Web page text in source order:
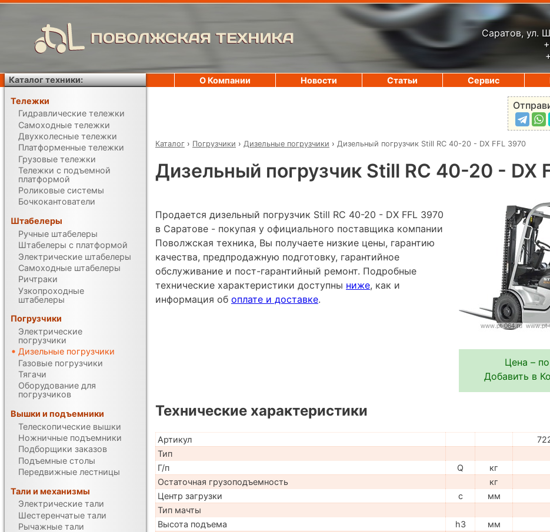
ПОВОЛЖСКАЯ ТЕХНИКА
Саратов, ул.
Каталог › Погрузчики › Дизельные погрузчики › Дизельный погрузчик Still RC 40-20 - DX FFL 3970
Дизельный погрузчик Still RC 40-20 - DX
Цена –
Добавить в
Продается дизельный погрузчик Still RC 40-20 - DX FFL 3970
в Саратове - покупая у официального поставщика компании
Поволжская техника, Вы получаете низкие цены, гарантию
качества, предпродажную подготовку, гарантийное
обслуживание и пост-гарантийный ремонт. Подробные
технические характеристики доступны ниже, как и
информация об оплате и доставке.
Технические характеристики
Артикул
Тип
Г/п
Q кг
Остаточная грузоподъемность
кг
Центр загрузки
c мм
Тип мачты
Высота подъема
h3 мм
О Компании Новости Статьи Сервис
Каталог техники:
Тележки
Гидравлические тележки
Самоходные тележки
Двухколесные тележки
Платформенные тележки
Грузовые тележки
Тележки с подъемной
платформой
Роликовые системы
Бочкокантователи
Штабелеры
Ручные штабелеры
Штабелеры с платформой
Электрические штабелеры
Самоходные штабелеры
Ричтраки
Узкопроходные
штабелеры
Погрузчики
Электрические
погрузчики
Дизельные погрузчики
Газовые погрузчики
Тягачи
Оборудование для
погрузчиков
Вышки и подъемники
Телескопические вышки
Ножничные подъемники
Подборщики заказов
Подъемные столы
Передвижные лестницы
Тали и механизмы
Электрические тали
Шестеренчатые тали
Рычажные тали